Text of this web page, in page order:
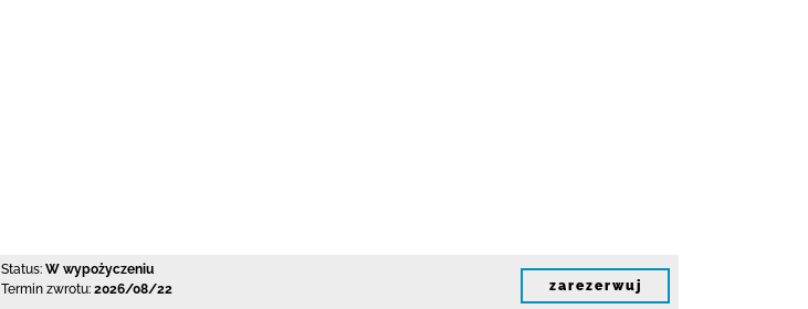
Status: W wypożyczeniu
Termin zwrotu: 2026/08/22 zarezerwuj